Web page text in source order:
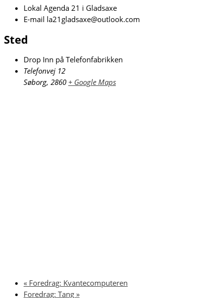
Lokal Agenda 21 i Gladsaxe
E-mail la21gladsaxe@outlook.com
Sted
Drop Inn på Telefonfabrikken
Telefonvej 12
Søborg, 2860 + Google Maps
« Foredrag: Kvantecomputeren
Foredrag: Tang »